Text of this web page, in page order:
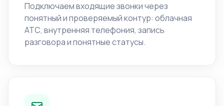
Подключаем входящие звонки через
понятный и проверяемый контур: облачная
АТС, внутренняя телефония, запись
разговора и понятные статусы.